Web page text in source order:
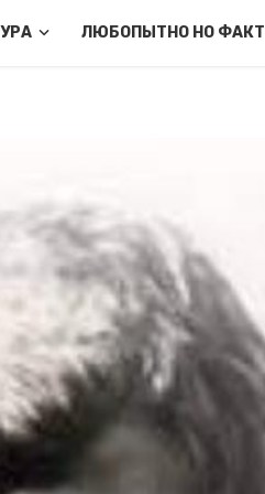
ЛЮБОПЫТНО НО ФАКТ